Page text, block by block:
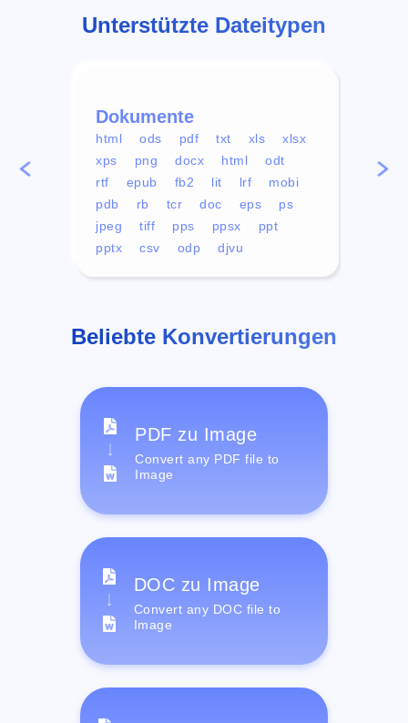
Unterstützte Dateitypen
Dokumente
html ods pdf txt xls
xlsx
xps
png docx html
odt
rtf
epub fb2 lit lrf
mobi
pdb
rb tcr doc eps
ps
jpeg
tiff pps ppsx
ppt
pptx
csv odp djvu
mp4
Beliebte Konvertierungen
PDF zu Image
Convert any PDF file to
Image
DOC zu Image
Convert any DOC file to
Image